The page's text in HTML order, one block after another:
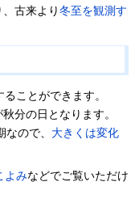
古来より冬至を観測す
ることができます。
分の日となります。
ので、 大きくは変化
よみなどでご覧いただけ